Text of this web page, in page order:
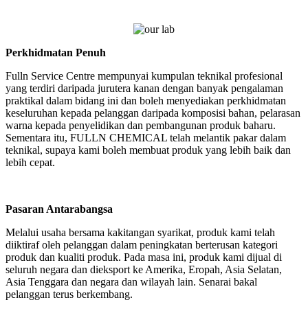
Perkhidmatan Penuh
Fulln Service Centre mempunyai kumpulan teknikal profesional
yang terdiri daripada jurutera kanan dengan banyak pengalaman
praktikal dalam bidang ini dan boleh menyediakan perkhidmatan
keseluruhan kepada pelanggan daripada komposisi bahan, pelarasan
warna kepada penyelidikan dan pembangunan produk baharu.
Sementara itu, FULLN CHEMICAL telah melantik pakar dalam
teknikal, supaya kami boleh membuat produk yang lebih baik dan
lebih cepat.
Pasaran Antarabangsa
Melalui usaha bersama kakitangan syarikat, produk kami telah
diiktiraf oleh pelanggan dalam peningkatan berterusan kategori
produk dan kualiti produk. Pada masa ini, produk kami dijual di
seluruh negara dan dieksport ke Amerika, Eropah, Asia Selatan,
Asia Tenggara dan negara dan wilayah lain. Senarai bakal
pelanggan terus berkembang.